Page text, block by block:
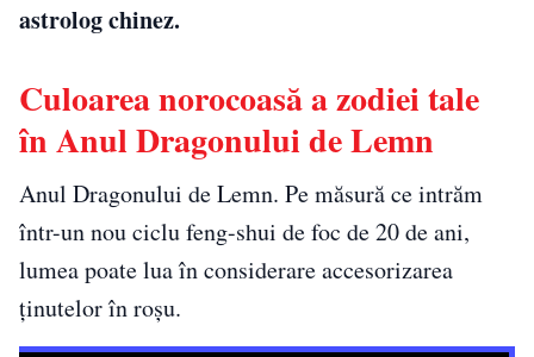
astrolog chinez.
Culoarea norocoasă a zodiei tale
în Anul Dragonului de Lemn
Anul Dragonului de Lemn. Pe măsură ce intrăm
într-un nou ciclu feng-shui de foc de 20 de ani,
lumea poate lua în considerare accesorizarea
ținutelor în roșu.